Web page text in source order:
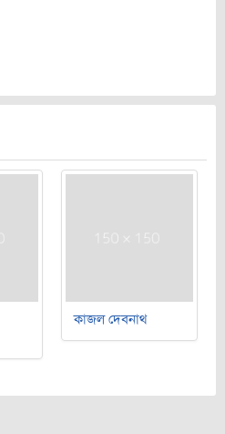
কাজল দেবনাথ